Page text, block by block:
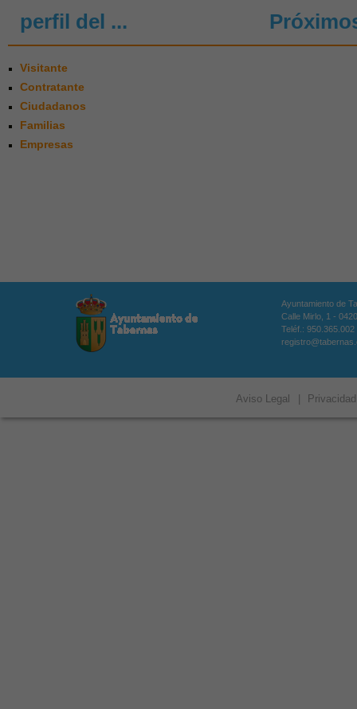
perfil del ...
Visitante
Contratante
Ciudadanos
Familias
Empresas
Ayuntamiento de
Calle Mirlo, 1 -
Teléf.:
Aviso Legal Privacidad